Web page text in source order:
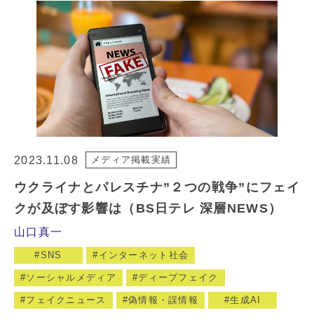
2023.11.08 メディア掲載実績
ウクライナとパレスチナ”２つの戦争”にフェイ
クが及ぼす影響は（BS日テレ 深層NEWS）
山口真一
SNS インターネット社会
ソーシャルメディア ディープフェイク
フェイクニュース 偽情報・誤情報 生成AI